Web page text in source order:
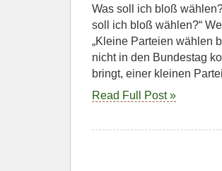
Was soll ich bloß
soll ich bloß wählen?“
„Kleine Parteien wählen
nicht in den Bundestag
bringt, einer kleinen
Read Full Post »